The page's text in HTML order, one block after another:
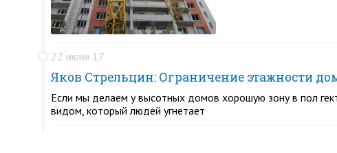
22 июня 17
Яков Стрельцин: Ограничение этажности
Если мы делаем у высотных домов хорошую зону в пол
видом, который людей угнетает